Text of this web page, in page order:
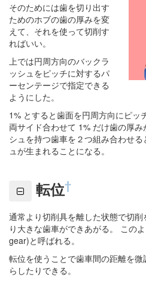
そのためには歯を切り出す
ためのホブの歯の厚みを変
えて、それを使って切削す
ればいい。
上では円周方向のバックラ
ッシュをピッチに対するパ
ーセンテージで指定できる
ようにした。
1% とすると歯面を円周方向にピッ
両サイド合わせて 1% だけ歯の厚
シュを持つ歯車を２つ組み合わせ
ュが生まれることになる。
転位†
通常より切削具を離した状態で切
り大きな歯車ができあがる。 この
gear)と呼ばれる。
転位を使うことで歯車間の距離を
らしたりできる。